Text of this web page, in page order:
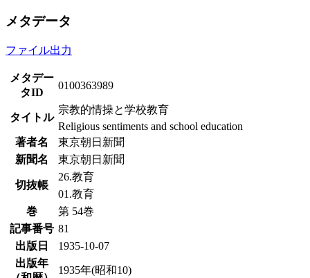
メタデータ
ファイル出力
メタデー
タID
0100363989
タイトル
宗教的情操と学校教育
Religious sentiments and school education
著者名
東京朝日新聞
新聞名
東京朝日新聞
切抜帳
26.教育
01.教育
巻
第 54巻
記事番号 81
出版日
1935-10-07
出版年
1935年(昭和10)